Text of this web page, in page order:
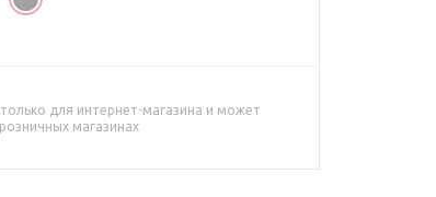
для интернет-магазина и может
магазинах